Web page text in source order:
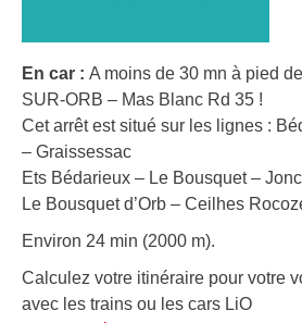
En car : A moins de 30 mn à pied
SUR-ORB – Mas Blanc Rd 35 !
Cet arrêt est situé sur les lignes :
– Graissessac
Ets Bédarieux – Le Bousquet –
Le Bousquet d’Orb – Ceilhes
Environ 24 min (2000 m).
Calculez votre itinéraire pour votre
avec les trains ou les cars LiO